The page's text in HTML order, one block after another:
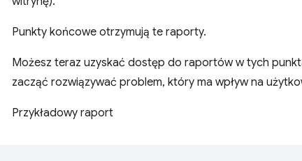
Punkty końcowe otrzymują te raporty.
Możesz teraz uzyskać dostęp do raportów w tych
zacząć rozwiązywać problem, który ma wpływ na
Przykładowy raport